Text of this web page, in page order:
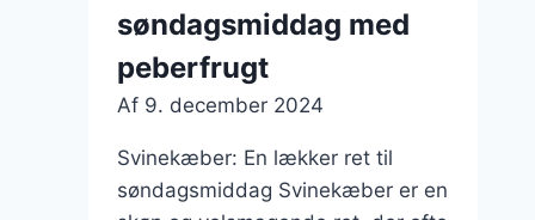
søndagsmiddag med
peberfrugt
Af 9. december 2024
Svinekæber: En lækker ret til
søndagsmiddag Svinekæber er en